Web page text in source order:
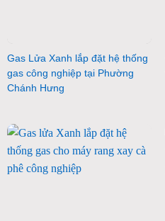
Gas Lửa Xanh lắp đặt hệ thống
gas công nghiệp tại Phường
Chánh Hưng